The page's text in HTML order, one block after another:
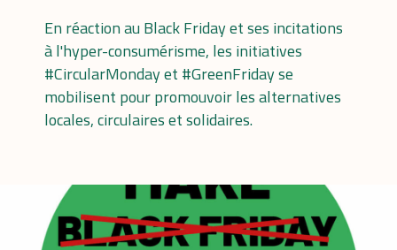
En réaction au Black Friday et ses incitations
à l'hyper-consumérisme, les initiatives
#CircularMonday et #GreenFriday se
mobilisent pour promouvoir les alternatives
locales, circulaires et solidaires.